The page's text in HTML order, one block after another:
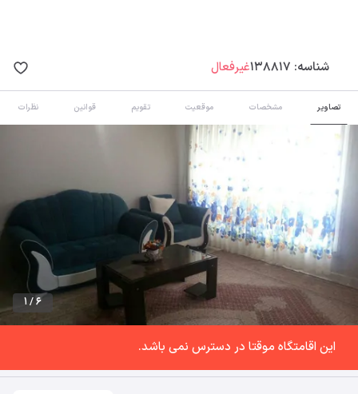
شناسه: 138817غیرفعال
تصاویر مشخصات موقعیت تقویم قوانین نظرات
1 / 6
این اقامتگاه موقتا در دسترس نمی باشد.